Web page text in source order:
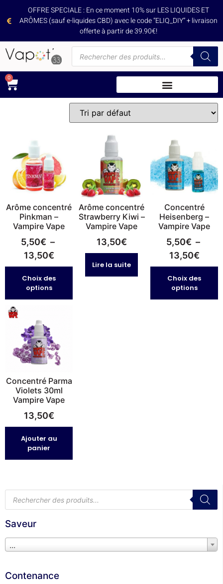
OFFRE SPECIALE : En ce moment 10% sur LES LIQUIDES ET
ARÔMES (sauf e-liquides CBD) avec le code “ELIQ_DIY” + livraison
offerte à partir de 39.90€!
0
Saveur
...
Contenance
Arôme concentré
Pinkman –
Vampire Vape
5,50€ –
13,50€
Choix des
options
Arôme concentré
Strawberry Kiwi –
Vampire Vape
13,50€
Lire la suite
Concentré
Heisenberg –
Vampire Vape
5,50€ –
13,50€
Choix des
options
Concentré Parma
Violets 30ml
Vampire Vape
13,50€
Ajouter au
panier